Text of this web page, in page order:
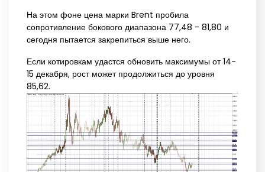
На этом фоне цена марки Brent пробила
сопротивление бокового диапазона 77,48 - 81,80 и
сегодня пытается закрепиться выше него.
Если котировкам удастся обновить максимумы от 14-
15 декабря, рост может продолжиться до уровня
85,62.